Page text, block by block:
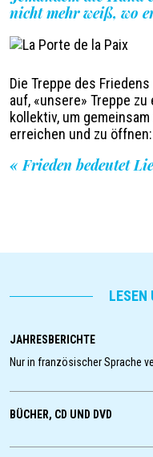
nicht mehr weiß, wo
Image
Légende
Die Treppe des
auf, «unsere» Treppe
kollektiv, um
erreichen und zu öffnen:
« Frieden bedeutet
LESEN
JAHRESBERICHTE
Nur in französischer Sprache
BÜCHER, CD UND DVD